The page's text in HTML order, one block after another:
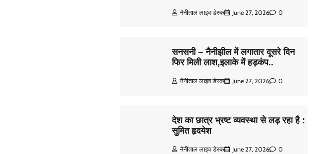
नैनीताल लाइव डेस्क June 27, 2026 0
सनसनी – नैनीझील में लगातार दूसरे दिन
फिर मिली लाश,इलाके में हड़कंप..
नैनीताल लाइव डेस्क June 27, 2026 0
देश का छात्र भ्रष्ट व्यवस्था से लड़ रहा है :
सुमित हृदयेश
नैनीताल लाइव डेस्क June 27, 2026 0